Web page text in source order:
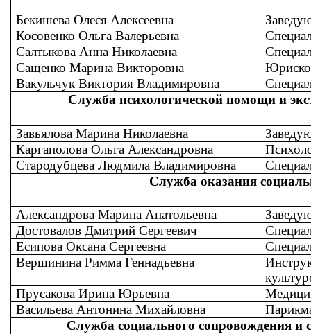
Бекишева Олеся Алексеевна
Косовенко Ольга Валерьевна
Салтыкова Анна Николаевна
Сащенко Марина Викторовна
Вакульчук Виктория Владимировна
Служба психологической помощи и
Завьялова Марина Николаевна
Каргаполова Ольга Александровна
Стародубцева Людмила Владимировна
Служба оказания
Александрова Марина Анатольевна
Достовалов Дмитрий Сергеевич
Есипова Оксана Сергеевна
Вершинина Римма Геннадьевна
Прусакова Ирина Юрьевна
Васильева Антонина Михайловна
Служба социального сопровождения и